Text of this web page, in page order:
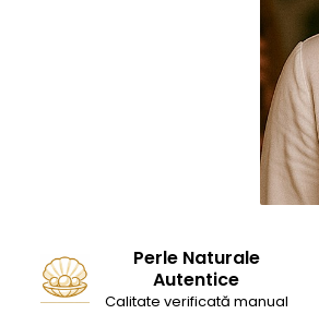
Perle Naturale
Autentice
Calitate verificată manual